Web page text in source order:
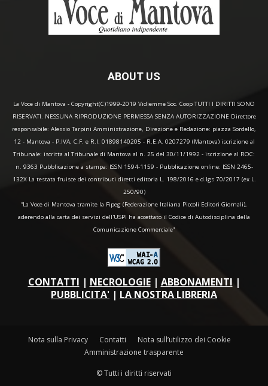
ABOUT US
La Voce di Mantova - Copyright(C)1999-2019 Vidiemme Soc. Coop TUTTI I DIRITTI SONO
RISERVATI. NESSUNA RIPRODUZIONE PERMESSA SENZA AUTORIZZAZIONE Direttore
responsabile: Alessio Tarpini Amministrazione, Direzione e Redazione: piazza Sordello,
12 - Mantova - P.IVA, C.F. e R.I. 01898140205 - R.E.A. 0207279 (Mantova) iscrizione al
Tribunale: iscritta al Tribunale di Mantova al n. 25 del 30/11/1992 - iscrizione al ROC:
n. 9363 Pubblicazione a stampa: ISSN 1594-1159 - Pubblicazione online: ISSN 2465-
132X La testata fruisce dei contributi diretti editoria L. 198/2016 e d.lgs 70/2017 (ex L.
250/90)
“La Voce di Mantova tramite la Fipeg (Federazione Italiana Piccoli Editori Giornali),
aderendo alla carta dei servizi dell'USPI ha accettato il Codice di Autodisciplina della
Comunicazione Commerciale"
CONTATTI | NECROLOGIE| ABBONAMENTI |
PUBBLICITA' | LA NOSTRA LIBRERIA
Nota sulla Privacy Contatti
Nota sull’utilizzo dei Cookie
Amministrazione trasparente
© Tutti i diritti riservati